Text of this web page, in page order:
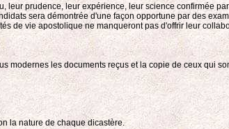
leur prudence, leur expérience, leur science confirmée
sera démontrée d'une façon opportune par des
de vie apostolique ne manqueront pas d'offrir leur
les documents reçus et la copie de ceux qui
la nature de chaque dicastère.